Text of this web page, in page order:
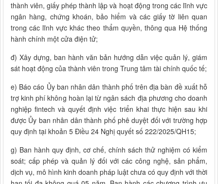
thành viên, giấy phép thành lập và hoạt động trong các lĩnh vực
ngân hàng, chứng khoán, bảo hiểm và các giấy tờ liên quan
trong các lĩnh vực khác theo thẩm quyền, thông qua Hệ thống
hành chính một cửa điện tử;
đ) Xây dựng, ban hành văn bản hướng dẫn việc quản lý, giám
sát hoạt động của thành viên trong Trung tâm tài chính quốc tế;
e) Báo cáo Ủy ban nhân dân thành phố trên địa bàn đề xuất hỗ
trợ kinh phí không hoàn lại từ ngân sách địa phương cho doanh
nghiệp fintech và quyết định việc triển khai thực hiện sau khi
được Ủy ban nhân dân thành phố phê duyệt đối với trường hợp
quy định tại khoản 5 Điều 24 Nghị quyết số 222/2025/QH15;
g) Ban hành quy định, cơ chế, chính sách thử nghiệm có kiểm
soát; cấp phép và quản lý đối với các công nghệ, sản phẩm,
dịch vụ, mô hình kinh doanh pháp luật chưa có quy định với thời